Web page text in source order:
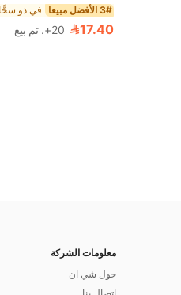
3# الأفضل مبيعا
17.40 20+. تم بيع
معلومات الشركة
حول شي ان